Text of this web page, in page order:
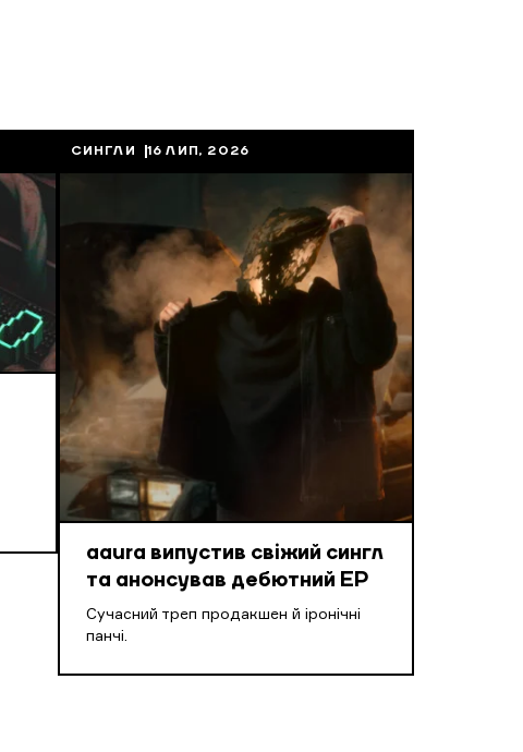
СИНГЛИ 16 ЛИП, 2026
aaura випустив свіжий сингл
та анонсував дебютний EP
Cучасний треп продакшен й іронічні
панчі.